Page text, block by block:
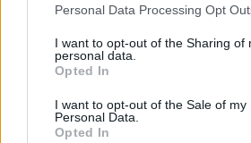
Personal Data Processing Opt
I want to opt-out of the Sharing of
personal data.
Opted In
I want to opt-out of the Sale of my
Personal Data.
Opted In
10 πράγματα που πρέπει να ξεφορτωθείς